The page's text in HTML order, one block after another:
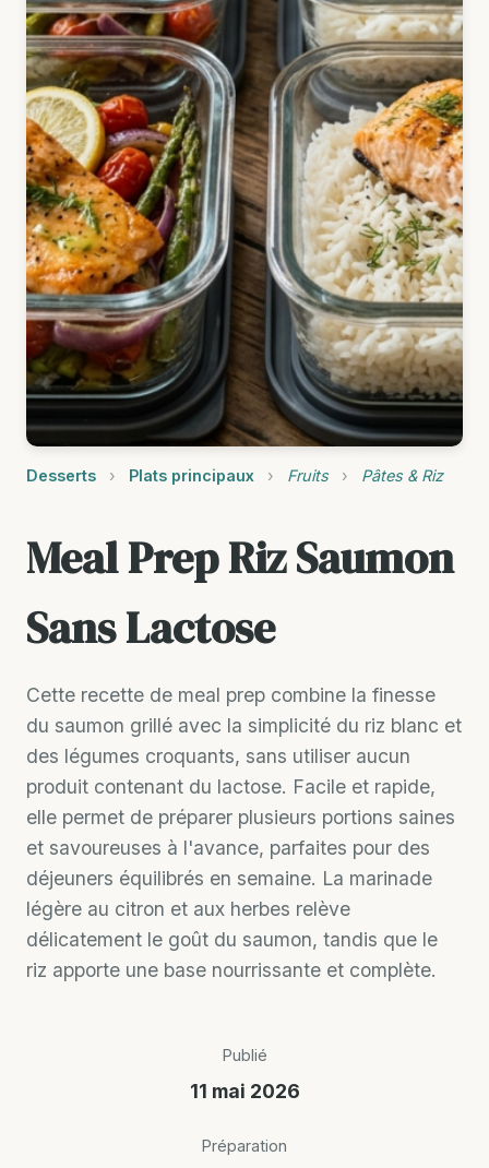
Desserts › Plats principaux › Fruits › Pâtes & Riz
Meal Prep Riz Saumon
Sans Lactose
Cette recette de meal prep combine la finesse
du saumon grillé avec la simplicité du riz blanc et
des légumes croquants, sans utiliser aucun
produit contenant du lactose. Facile et rapide,
elle permet de préparer plusieurs portions saines
et savoureuses à l'avance, parfaites pour des
déjeuners équilibrés en semaine. La marinade
légère au citron et aux herbes relève
délicatement le goût du saumon, tandis que le
riz apporte une base nourrissante et complète.
Publié
11 mai 2026
Préparation